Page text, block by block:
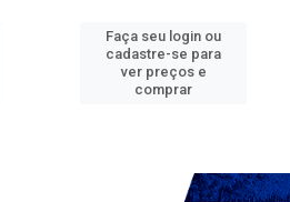
Faça seu login ou
cadastre-se para
ver preços e
comprar